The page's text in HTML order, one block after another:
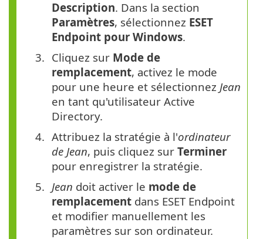
Description. Dans la section
Paramètres, sélectionnez ESET
Endpoint pour Windows.
Cliquez sur Mode de
remplacement, activez le mode
pour une heure et sélectionnez Jean
en tant qu'utilisateur Active
Directory.
Attribuez la stratégie à l'ordinateur
de Jean, puis cliquez sur Terminer
pour enregistrer la stratégie.
Jean doit activer le mode de
remplacement dans ESET Endpoint
et modifier manuellement les
paramètres sur son ordinateur.